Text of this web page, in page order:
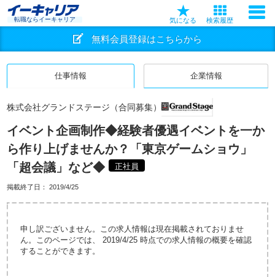
転職ならイーキャリア 気になる 検索履歴
無料会員登録はこちらから
仕事情報 企業情報
株式会社グランドステージ（合同募集）
イベント企画制作◆経験者優遇イベントを一か
ら作り上げませんか？「東京ゲームショウ」
「超会議」など◆
正社員
掲載終了日： 2019/4/25
申し訳ございません。この求人情報は現在掲載されておりませ
ん。このページでは、 2019/4/25 時点での求人情報の概要を確認
することができます。